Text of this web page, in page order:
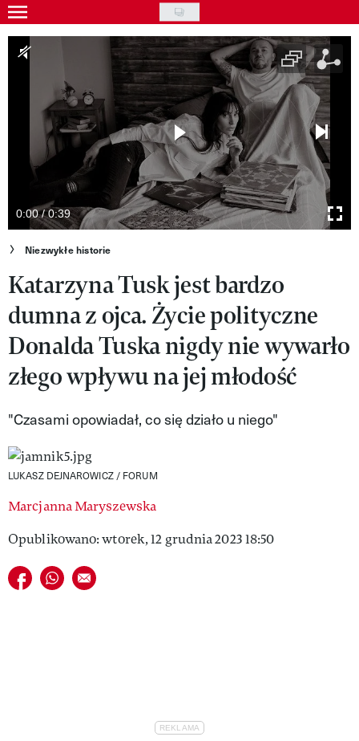
Skip
to
main
Gwiazdy
Styl życia
Kultura
Wideo
Nasze akcje
VIVA!ART
VIVA!MODA
VIVA!LIFESTYLE
VIVA!MAN
VIVA!PEOPLE POWER
VIVA!ITAKA
MAGAZYN VIVA!
0:00 / 0:39
Niezwykłe historie
Katarzyna Tusk jest bardzo
dumna z ojca. Życie polityczne
Donalda Tuska nigdy nie wywarło
złego wpływu na jej młodość
"Czasami opowiadał, co się działo u niego"
LUKASZ DEJNAROWICZ / FORUM
Marcjanna Maryszewska
Opublikowano: wtorek, 12 grudnia 2023 18:50
Udostępnij na facebook
Udostępnij na whatsapp
E-mail do przyjaciela